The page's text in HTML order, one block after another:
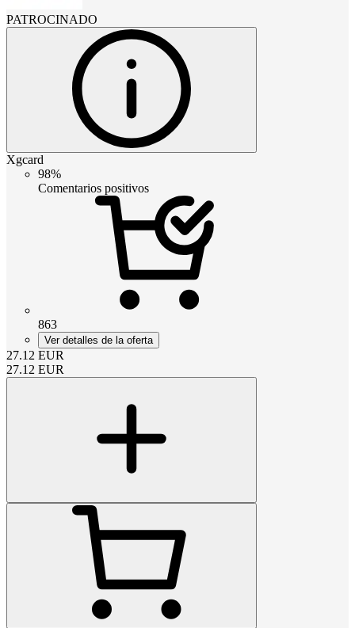
PATROCINADO
Xgcard
98%
Comentarios positivos
863
Ver detalles de la oferta
27.12 EUR
27.12 EUR